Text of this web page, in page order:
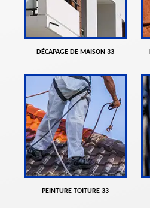
DÉCAPAGE DE MAISON 33
PEINTURE TOITURE 33